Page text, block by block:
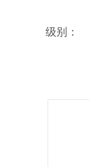
级别：